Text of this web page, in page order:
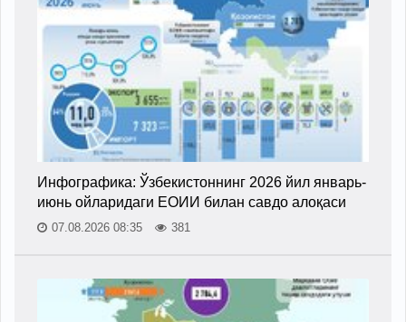
Инфографика: Ўзбекистоннинг 2026 йил январь-
июнь ойларидаги ЕОИИ билан савдо алоқаси
07.08.2026 08:35 381